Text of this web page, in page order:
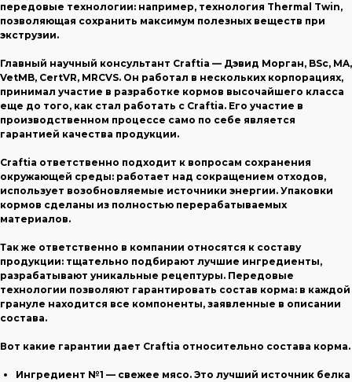
передовые технологии: например, технология Thermal Twin,
позволяющая сохранить максимум полезных веществ при
экструзии.
Главный научный консультант Сraftia — Дэвид Морган, BSc, MA,
VetMB, CertVR, MRCVS. Он работал в нескольких корпорациях,
принимал участие в разработке кормов высочайшего класса
еще до того, как стал работать с Craftia. Его участие в
производственном процессе само по себе является
гарантией качества продукции.
Craftia ответственно подходит к вопросам сохранения
окружающей среды: работает над сокращением отходов,
использует возобновляемые источники энергии. Упаковки
кормов сделаны из полностью перерабатываемых
материалов.
Так же ответственно в компании относятся к составу
продукции: тщательно подбирают лучшие ингредиенты,
разрабатывают уникальные рецептуры. Передовые
технологии позволяют гарантировать состав корма: в каждой
грануле находится все компоненты, заявленные в описании
состава.
Вот какие гарантии дает Craftia относительно состава корма.
Ингредиент №1 — свежее мясо. Это лучший источник белка